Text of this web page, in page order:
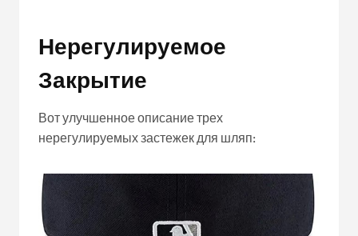
Нерегулируемое
Закрытие
Вот улучшенное описание трех
нерегулируемых застежек для шляп: